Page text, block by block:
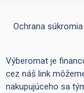
Ochrana
Výberomat je
cez náš link
nakupujúceho sa